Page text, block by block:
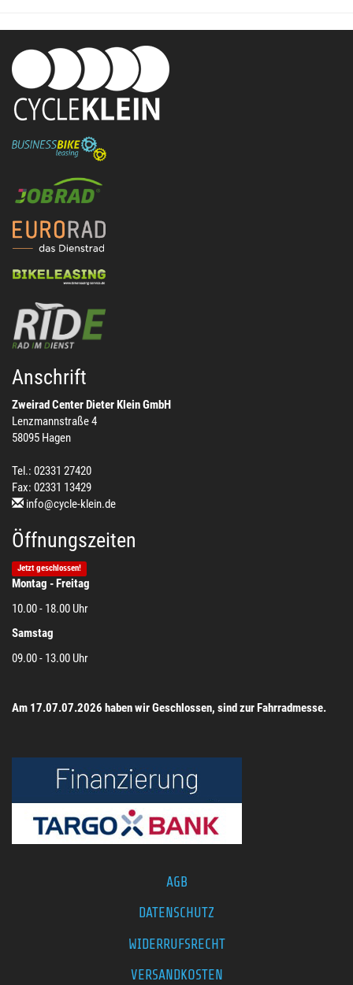
Anschrift
Zweirad Center Dieter Klein GmbH
Lenzmannstraße 4
58095 Hagen
Tel.: 02331 27420
Fax: 02331 13429
info@cycle-klein.de
Öffnungszeiten
Jetzt geschlossen!
Montag - Freitag
10.00 - 18.00 Uhr
Samstag
09.00 - 13.00 Uhr
Am 17.07.07.2026 haben wir Geschlossen, sind zur Fahrradmesse.
AGB
DATENSCHUTZ
WIDERRUFSRECHT
VERSANDKOSTEN